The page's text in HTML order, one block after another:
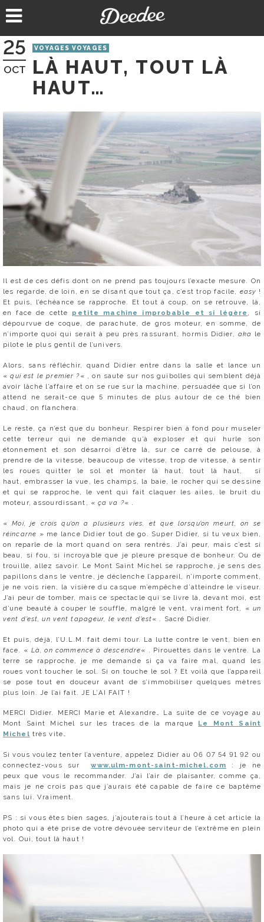
au
25
OCT
VOYAGES VOYAGES
LÀ HAUT, TOUT LÀ
HAUT…
Il est de ces défis dont on ne prend pas toujours l’exacte mesure. On
les regarde, de loin, en se disant que tout ça, c’est trop facile, easy !
Et puis, l’échéance se rapproche. Et tout à coup, on se retrouve, là,
en face de cette petite machine improbable et si légère , si
dépourvue de coque, de parachute, de gros moteur, en somme, de
n’importe quoi qui serait à peu près rassurant, hormis Didier, aka le
pilote le plus gentil de l’univers.
Alors, sans réfléchir, quand Didier entre dans la salle et lance un
«qui est le premier ?« , on saute sur nos guibolles qui semblent déjà
avoir lâché l’affaire et on se rue sur la machine, persuadée que si l’on
attend ne serait-ce que 5 minutes de plus autour de ce thé bien
chaud, on flanchera.
Le reste, ça n’est que du bonheur. Respirer bien à fond pour museler
cette terreur qui ne demande qu’à exploser et qui hurle son
étonnement et son désarroi d’être là, sur ce carré de pelouse, à
prendre de la vitesse, beaucoup de vitesse, trop de vitesse, à sentir
les roues quitter le sol et monter là haut, tout là haut, si
haut, embrasser la vue, les champs, la baie, le rocher qui se dessine
et qui se rapproche, le vent qui fait claquer les ailes, le bruit du
moteur, assourdissant, « ça va ?« .
«Moi, je crois qu’on a plusieurs vies, et que lorsqu’on meurt, on se
réincarne » me lance Didier tout de go. Super Didier, si tu veux bien,
on reparle de la mort quand on sera rentrés. J’ai peur, mais c’est si
beau, si fou, si incroyable que je pleure presque de bonheur. Ou de
trouille, allez savoir. Le Mont Saint Michel se rapproche, je sens des
papillons dans le ventre, je déclenche l’appareil, n’importe comment,
je ne vois rien, la visière du casque m’empêche d’atteindre le viseur.
J’ai peur de tomber, mais ce spectacle qui se livre là, devant moi, est
d’une beauté à couper le souffle, malgré le vent, vraiment fort, « un
vent d’est, un vent tapageur, le vent d’est« . Sacré Didier.
Et puis, déjà, l’U.L.M. fait demi tour. La lutte contre le vent, bien en
face. « Là, on commence à descendre« . Pirouettes dans le ventre. La
terre se rapproche, je me demande si ça va faire mal, quand les
roues vont toucher le sol. Si on touche le sol ? Et voilà que l’appareil
se pose tout en douceur avant de s’immobiliser quelques mètres
plus loin. Je l’ai fait. JE L’AI FAIT !
MERCI Didier. MERCI Marie et Alexandre… La suite de ce voyage au
Mont Saint Michel sur les traces de la marque Le Mont Saint
Michel très vite…
Si vous voulez tenter l’aventure, appelez Didier au 06 07 54 91 92 ou
connectez-vous surwww.ulm-mont-saint-michel.com : je ne
peux que vous le recommander. J’ai l’air de plaisanter, comme ça,
mais je ne crois pas que j’aurais été capable de faire ce baptême
sans lui. Vraiment.
PS : si vous êtes bien sages, j’ajouterais tout à l’heure à cet article la
photo qui a été prise de votre dévouée serviteur de l’extrême en plein
vol. Oui, tout là haut !